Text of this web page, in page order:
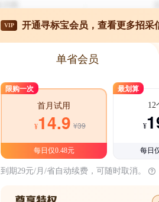
VIP 开通寻标宝会员，查看更多招采
单省会员
限购一次
首月试用
¥14.9 ¥39
每日仅0.48元
最划算
12
¥
每日
到期29元/月/省自动续费，可随时取消。